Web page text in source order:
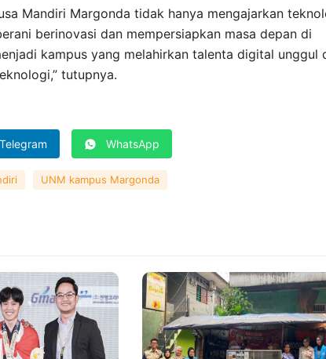
Mandiri Margonda tidak hanya mengajarkan
berinovasi dan mempersiapkan masa depan di
kampus yang melahirkan talenta digital unggul
tutupnya.
Telegram WhatsApp
UNM kampus Margonda